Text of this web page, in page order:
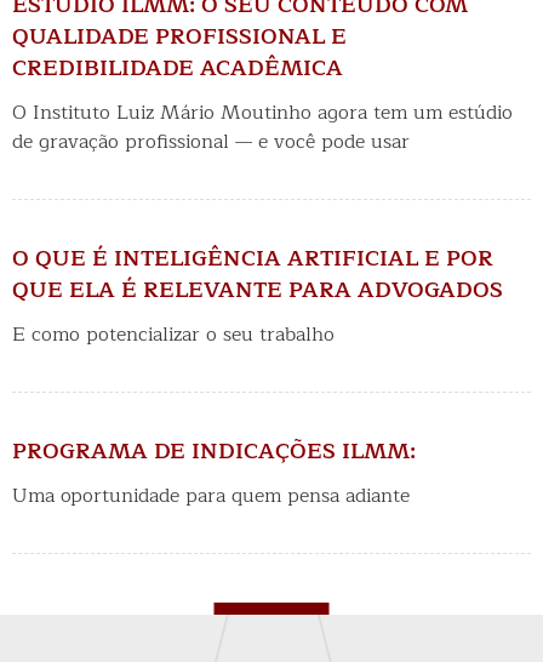
de Pernambuco – ESMAPE. Foi membro do conselho
editoral da Revista Jurídica da ESMAPE. Foi Diretor
da Brasilcon. Foi Coordenador dos Juizados
Recife. Foi Membro da Comissão do TJPE para a
de Proposta de Anteprojeto do Código de
QUALIDADE PROFISSIONAL E
CREDIBILIDADE ACADÊMICA
O Instituto Luiz Mário Moutinho agora tem um estúdio
de gravação profissional — e você pode usar
O QUE É INTELIGÊNCIA ARTIFICIAL E POR
QUE ELA É RELEVANTE PARA ADVOGADOS
E como potencializar o seu trabalho
PROGRAMA DE INDICAÇÕES ILMM:
Uma oportunidade para quem pensa adiante